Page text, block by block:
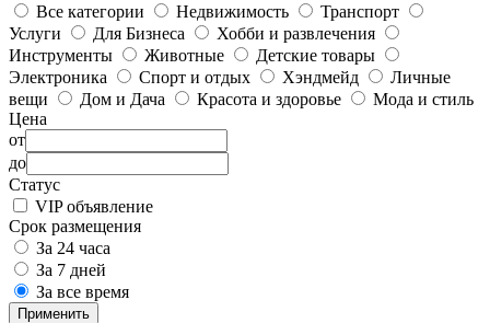
Все категории
Недвижимость
Транспорт
Услуги
Для Бизнеса
Хобби и развлечения
Инструменты
Животные
Детские товары
Электроника
Спорт и отдых Хэндмейд
Личные
вещи
Дом и Дача Красота и здоровье
Мода и стиль
Цена
от
до
Статус
VIP объявление
Срок размещения
За 24 часа
За 7 дней
За все время
Применить